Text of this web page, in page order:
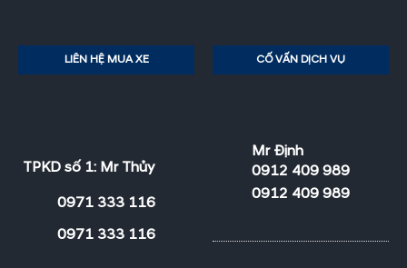
LIÊN HỆ MUA XE
TPKD số 1: Mr Thủy
0971 333 116
0971 333 116
CỐ VẤN DỊCH VỤ
Mr Định
0912 409 989
0912 409 989